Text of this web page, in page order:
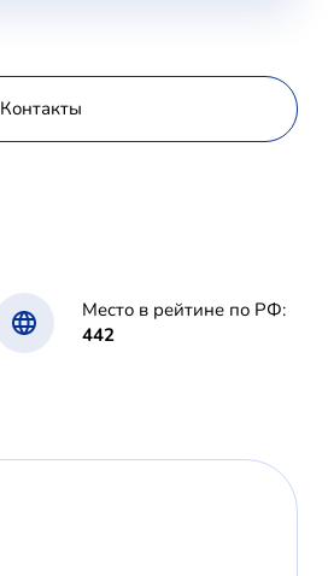
Контакты
Место в рейтине по РФ:
442